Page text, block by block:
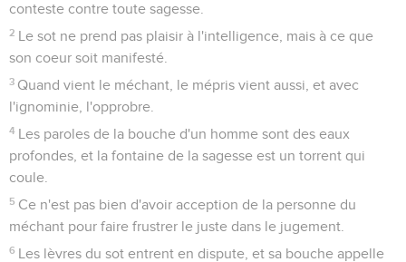
conteste contre toute sagesse.
2 Le sot ne prend pas plaisir à l'intelligence, mais à ce que
son coeur soit manifesté.
3 Quand vient le méchant, le mépris vient aussi, et avec
l'ignominie, l'opprobre.
4 Les paroles de la bouche d'un homme sont des eaux
profondes, et la fontaine de la sagesse est un torrent qui
coule.
5 Ce n'est pas bien d'avoir acception de la personne du
méchant pour faire frustrer le juste dans le jugement.
6 Les lèvres du sot entrent en dispute, et sa bouche appelle